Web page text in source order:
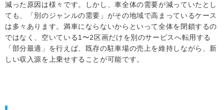
減った原因は様々です。しかし、車全体の需要が減っていたとし
ても、「別のジャンルの需要」がその地域で高まっているケース
は多々あります。満車にならないからといって全体を閉鎖するの
ではなく、空いている1〜2区画だけを別のサービスへ転用する
「部分最適」を行えば、既存の駐車場の売上を維持しながら、新
しい収入源を上乗せすることが可能です。